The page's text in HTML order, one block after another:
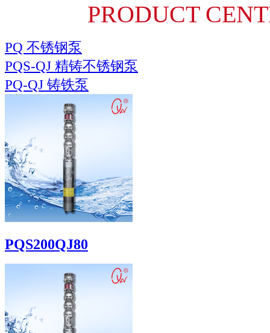
PRODUCT
PQ 不锈钢泵
PQS-QJ 精铸不锈钢泵
PQ-QJ 铸铁泵
PQS200QJ80